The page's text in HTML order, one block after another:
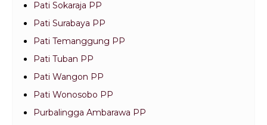
Pati Sokaraja PP
Pati Surabaya PP
Pati Temanggung PP
Pati Tuban PP
Pati Wangon PP
Pati Wonosobo PP
Purbalingga Ambarawa PP